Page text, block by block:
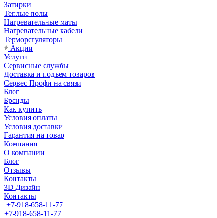
Затирки
Теплые полы
Нагревательные маты
Нагревательные кабели
Терморегуляторы
Акции
Услуги
Сервисные службы
Доставка и подъем товаров
Сервес Профи на связи
Блог
Бренды
Как купить
Условия оплаты
Условия доставки
Гарантия на товар
Компания
О компании
Блог
Отзывы
Контакты
3D Дизайн
Контакты
+7-918-658-11-77
+7-918-658-11-77